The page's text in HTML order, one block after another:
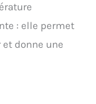
: elle permet
et donne une